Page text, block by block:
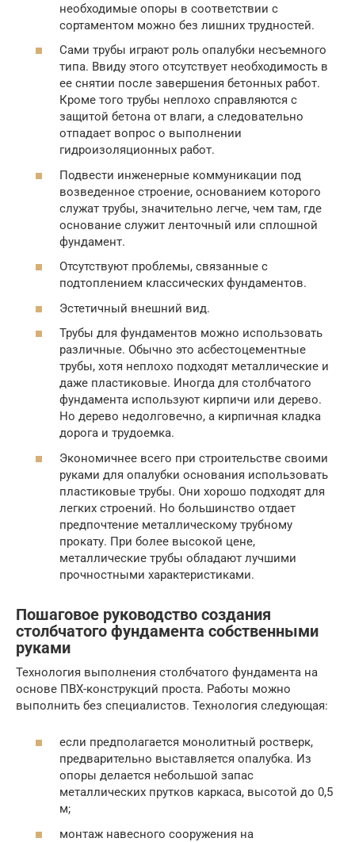
необходимые опоры в соответствии с
сортаментом можно без лишних трудностей.
Сами трубы играют роль опалубки несъемного
типа. Ввиду этого отсутствует необходимость в
ее снятии после завершения бетонных работ.
Кроме того трубы неплохо справляются с
защитой бетона от влаги, а следовательно
отпадает вопрос о выполнении
гидроизоляционных работ.
Подвести инженерные коммуникации под
возведенное строение, основанием которого
служат трубы, значительно легче, чем там, где
основание служит ленточный или сплошной
фундамент.
Отсутствуют проблемы, связанные с
подтоплением классических фундаментов.
Эстетичный внешний вид.
Трубы для фундаментов можно использовать
различные. Обычно это асбестоцементные
трубы, хотя неплохо подходят металлические и
даже пластиковые. Иногда для столбчатого
фундамента используют кирпичи или дерево.
Но дерево недолговечно, а кирпичная кладка
дорога и трудоемка.
Экономичнее всего при строительстве своими
руками для опалубки основания использовать
пластиковые трубы. Они хорошо подходят для
легких строений. Но большинство отдает
предпочтение металлическому трубному
прокату. При более высокой цене,
металлические трубы обладают лучшими
прочностными характеристиками.
Пошаговое руководство создания
столбчатого фундамента собственными
руками
Технология выполнения столбчатого фундамента на
основе ПВХ-конструкций проста. Работы можно
выполнить без специалистов. Технология следующая:
если предполагается монолитный ростверк,
предварительно выставляется опалубка. Из
опоры делается небольшой запас
металлических прутков каркаса, высотой до 0,5
м;
монтаж навесного сооружения на